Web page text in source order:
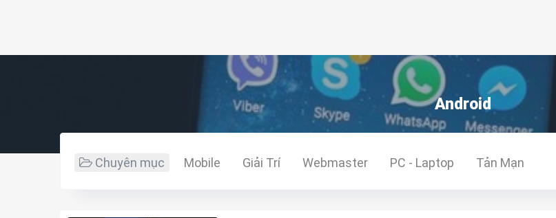
Android
Chuyên mục Mobile Giải Trí Webmaster PC - Laptop Tản Mạn